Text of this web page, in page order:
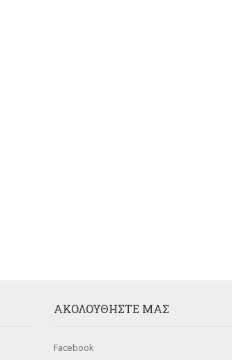
AΚΟΛΟΥΘΉΣΤΕ ΜΑΣ
Facebook